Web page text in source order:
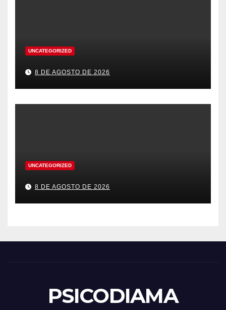
UNCATEGORIZED
8 DE AGOSTO DE 2026
UNCATEGORIZED
8 DE AGOSTO DE 2026
PSICODIAMA